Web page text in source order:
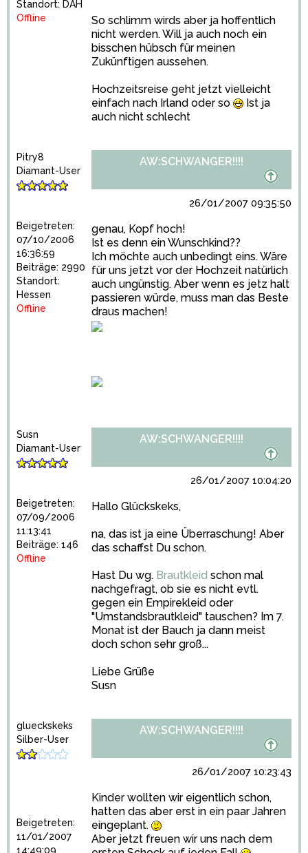
Standort: DAH
Offline
So schlimm wirds aber ja hoffentlich
nicht werden. Will ja auch noch ein
bisschen hübsch für meinen
Zukünftigen aussehen.
Hochzeitsreise geht jetzt vielleicht
einfach nach Irland oder so
Ist ja
auch nicht schlecht
Pitry8
Diamant-User
Beigetreten:
07/10/2006
16:36:59
Beiträge: 2990
Standort:
Hessen
Offline
AW:SCHWANGER!!!!
26/01/2007 09:35:50
genau, Kopf hoch!
Ist es denn ein Wunschkind??
Ich möchte auch unbedingt eins. Wäre
für uns jetzt vor der Hochzeit natürlich
auch ungünstig. Aber wenn es jetz halt
passieren würde, muss man das Beste
draus machen!
Susn
Diamant-User
Beigetreten:
07/09/2006
11:13:41
Beiträge: 146
Offline
AW:SCHWANGER!!!!
26/01/2007 10:04:20
Hallo Glückskeks,
na, das ist ja eine Überraschung! Aber
das schaffst Du schon.
Hast Du wg. Brautkleid schon mal
nachgefragt, ob sie es nicht evtl.
gegen ein Empirekleid oder
"Umstandsbrautkleid" tauschen? Im 7.
Monat ist der Bauch ja dann meist
doch schon sehr groß...
Liebe Grüße
Susn
glueckskeks
Silber-User
Beigetreten:
11/01/2007
14:49:09
AW:SCHWANGER!!!!
26/01/2007 10:23:43
Kinder wollten wir eigentlich schon,
hatten das aber erst in ein paar Jahren
eingeplant.
Aber jetzt freuen wir uns nach dem